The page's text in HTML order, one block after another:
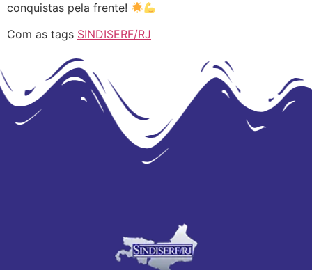
conquistas pela frente!
Com as tags SINDISERF/RJ